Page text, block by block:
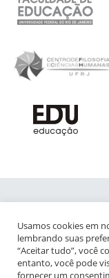
NIPIAC – Núcleo
Adolescência
Universidade Federal
Usamos cookies em
lembrando suas
“Aceitar tudo”, você
entanto, você pode
fornecer um